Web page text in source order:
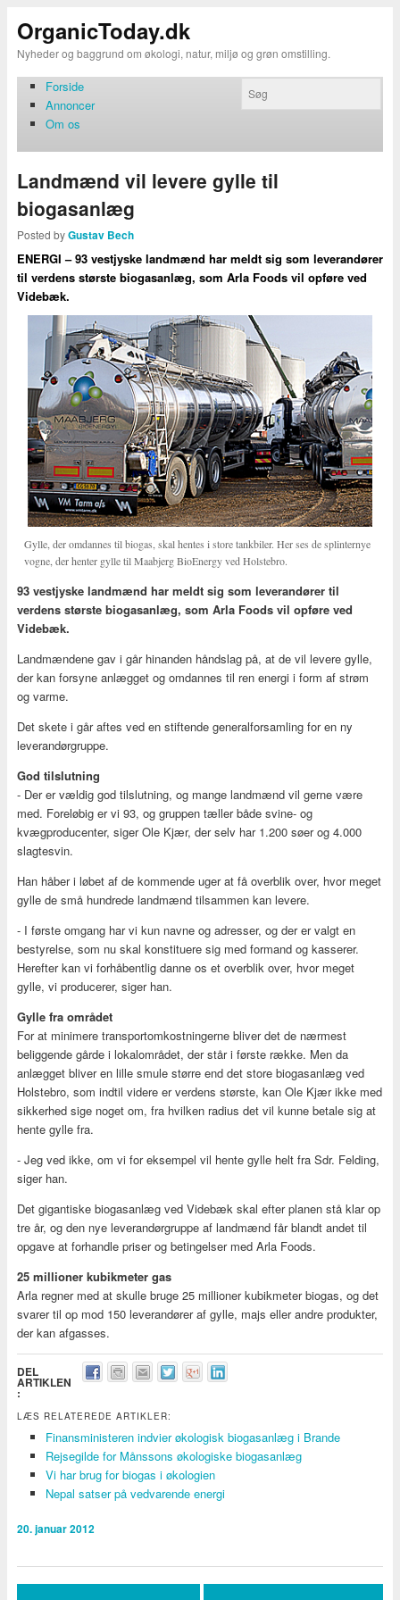
OrganicToday.dk
Nyheder og baggrund om økologi, natur, miljø og grøn omstilling.
Forside
Annoncer
Om os
Landmænd vil levere gylle til
biogasanlæg
Posted byGustav Bech
ENERGI – 93 vestjyske landmænd har meldt sig som leverandører
til verdens største biogasanlæg, som Arla Foods vil opføre ved
Videbæk.
Gylle, der omdannes til biogas, skal hentes i store tankbiler. Her ses de splinternye
vogne, der henter gylle til Maabjerg BioEnergy ved Holstebro.
93 vestjyske landmænd har meldt sig som leverandører til
verdens største biogasanlæg, som Arla Foods vil opføre ved
Videbæk.
Landmændene gav i går hinanden håndslag på, at de vil levere gylle,
der kan forsyne anlægget og omdannes til ren energi i form af strøm
og varme.
Det skete i går aftes ved en stiftende generalforsamling for en ny
leverandørgruppe.
God tilslutning
- Der er vældig god tilslutning, og mange landmænd vil gerne være
med. Foreløbig er vi 93, og gruppen tæller både svine- og
kvægproducenter, siger Ole Kjær, der selv har 1.200 søer og 4.000
slagtesvin.
Han håber i løbet af de kommende uger at få overblik over, hvor meget
gylle de små hundrede landmænd tilsammen kan levere.
- I første omgang har vi kun navne og adresser, og der er valgt en
bestyrelse, som nu skal konstituere sig med formand og kasserer.
Herefter kan vi forhåbentlig danne os et overblik over, hvor meget
gylle, vi producerer, siger han.
Gylle fra området
For at minimere transportomkostningerne bliver det de nærmest
beliggende gårde i lokalområdet, der står i første række. Men da
anlægget bliver en lille smule større end det store biogasanlæg ved
Holstebro, som indtil videre er verdens største, kan Ole Kjær ikke med
sikkerhed sige noget om, fra hvilken radius det vil kunne betale sig at
hente gylle fra.
- Jeg ved ikke, om vi for eksempel vil hente gylle helt fra Sdr. Felding,
siger han.
Det gigantiske biogasanlæg ved Videbæk skal efter planen stå klar op
tre år, og den nye leverandørgruppe af landmænd får blandt andet til
opgave at forhandle priser og betingelser med Arla Foods.
25 millioner kubikmeter gas
Arla regner med at skulle bruge 25 millioner kubikmeter biogas, og det
svarer til op mod 150 leverandører af gylle, majs eller andre produkter,
der kan afgasses.
DEL
ARTIKLEN
:
LÆS RELATEREDE ARTIKLER:
Finansministeren indvier økologisk biogasanlæg i Brande
Rejsegilde for Månssons økologiske biogasanlæg
Vi har brug for biogas i økologien
Nepal satser på vedvarende energi
20. januar 2012